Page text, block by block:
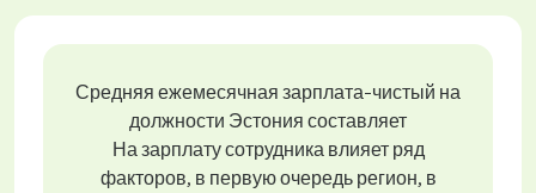
Средняя ежемесячная зарплата-чистый на
должности Эстония составляет
На зарплату сотрудника влияет ряд
факторов, в первую очередь регион, в